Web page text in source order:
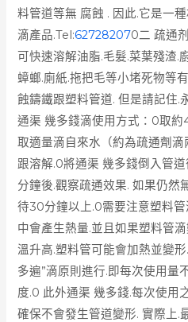
料管道等無 腐蝕 . 因此.它是一
滴產品.Tel:627282070二 疏通
可快速溶解油脂.毛髮.菜葉殘渣.
蟑螂.廁紙.拖把毛等小堵死物等
蝕鑄鐵跟塑料管道. 但是請記住.
通渠 幾多錢滴使用方式：0取
取適量滴自來水（約為疏通劑
跟溶解.0將通渠 幾多錢倒入管
分鐘後.觀察疏通效果. 如果仍然
待30分鐘以上.0需要注意塑料
中會產生熱量.並且如果塑料管
溫升高.塑料管可能會加熱並變
多遍”滴原則進行.即每次使用量
度.0 此外通渠 幾多錢.每次使用
確保不會發生管道變形. 實際上.